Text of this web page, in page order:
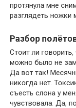
протянула мне
разглядеть ножки
Разбор
Стоит ли
можно было не
Да вот так!
никогда нет.
съесть слона у
чувствовала. Да,